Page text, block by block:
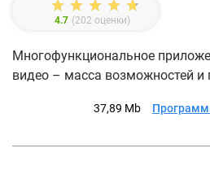
4.7 (202 оценки)
Многофункциональное
видео – масса возможностей и
37,89 Mb